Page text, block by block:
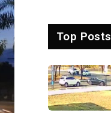
Top Posts